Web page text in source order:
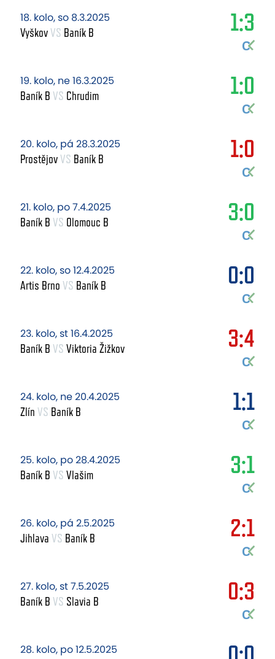
18. kolo, so 8.3.2025
VyškovVS Baník B 1:3
19. kolo, ne 16.3.2025
Baník B VS Chrudim 1:0
20. kolo, pá 28.3.2025
ProstějovVS Baník B 1:0
21. kolo, po 7.4.2025
Baník B VS Olomouc B 3:0
22. kolo, so 12.4.2025
Artis Brno VS Baník B 0:0
23. kolo, st 16.4.2025
Baník B VS Viktoria Žižkov 3:4
24. kolo, ne 20.4.2025
Zlín VS Baník B 1:1
25. kolo, po 28.4.2025
Baník B VS Vlašim 3:1
26. kolo, pá 2.5.2025
Jihlava VS Baník B 2:1
27. kolo, st 7.5.2025
Baník B VS Slavia B 0:3
28. kolo, po 12.5.2025